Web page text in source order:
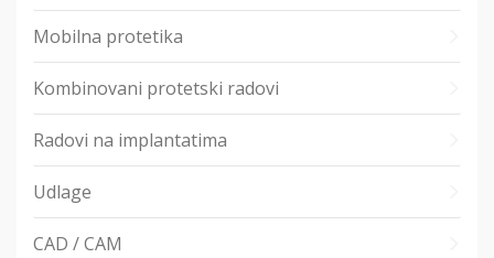
Mobilna protetika
Kombinovani protetski radovi
Radovi na implantatima
Udlage
CAD / CAM